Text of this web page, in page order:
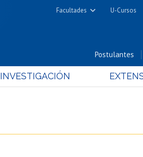
Facultades
Cs. Físicas y Matemáticas
Cs. Químicas y
U-Cursos
Postulantes
INVESTIGACIÓN